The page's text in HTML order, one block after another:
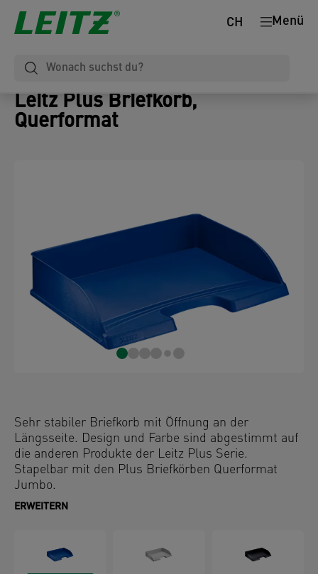
Menü
CH
Leitz Plus Briefkorb,
Querformat
Sehr stabiler Briefkorb mit Öffnung an der
Längsseite. Design und Farbe sind abgestimmt auf
die anderen Produkte der Leitz Plus Serie.
Stapelbar mit den Plus Briefkörben Querformat
Jumbo.
ERWEITERN